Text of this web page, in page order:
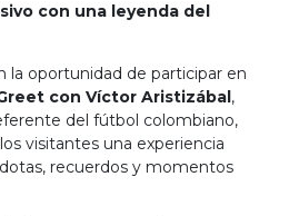
con una leyenda del
la oportunidad de participar en
con Víctor Aristizábal,
del fútbol colombiano,
visitantes una experiencia
recuerdos y momentos